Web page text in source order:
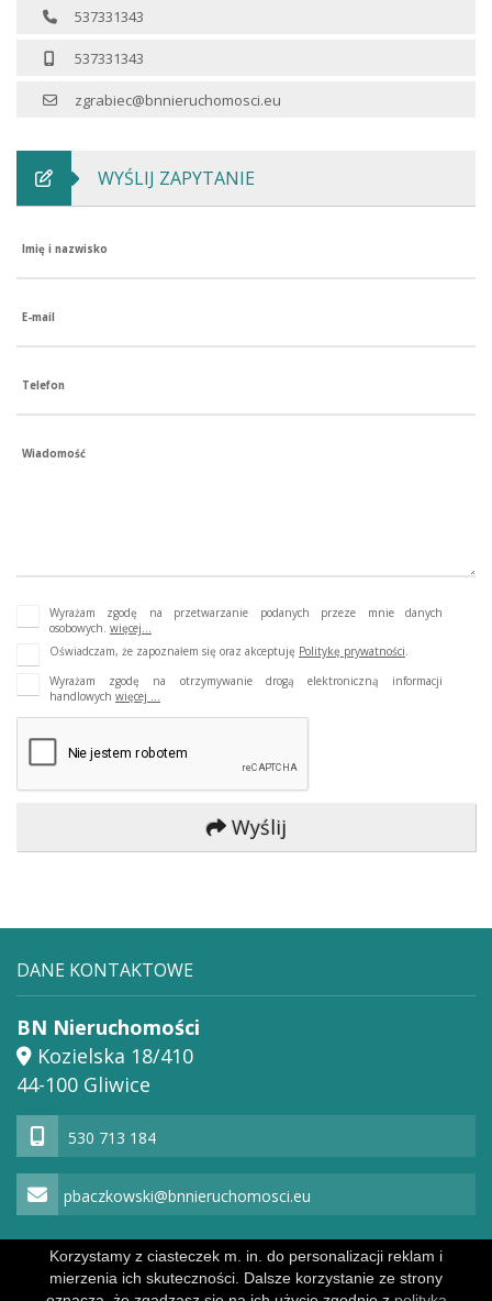
537331343
537331343
zgrabiec@bnnieruchomosci.eu
WYŚLIJ ZAPYTANIE
Imię i nazwisko
E-mail
Telefon
Wiadomość
Wyrażam zgodę na przetwarzanie podanych przeze mnie danych
osobowych. więcej...
Oświadczam, że zapoznałem się oraz akceptuję Politykę prywatności
Wyrażam zgodę na otrzymywanie drogą elektroniczną informacji
handlowych więcej ...
Wyślij
DANE KONTAKTOWE
BN Nieruchomości
Kozielska 18/410
44-100 Gliwice
530 713 184
pbaczkowski@bnnieruchomosci.eu
Powered by Polityka prywatności
Korzystamy z ciasteczek m. in. do personalizacji reklam i
mierzenia ich skuteczności. Dalsze korzystanie ze strony